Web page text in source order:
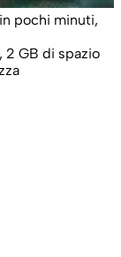
pochi minuti,
2 GB di spazio